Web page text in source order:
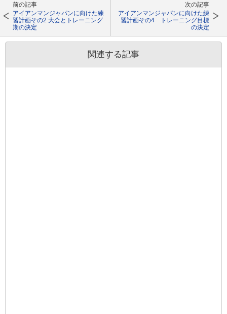
前の記事
アイアンマンジャパンに向けた練
習計画その2 大会とトレーニング
期の決定
次の記事
アイアンマンジャパンに向けた練
習計画その4 トレーニング目標
の決定
関連する記事